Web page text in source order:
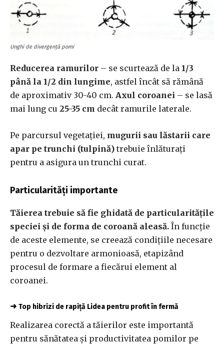
Unghi de divergență pomi
Reducerea ramurilor – se scurtează de la 1/3
până la 1/2 din lungime, astfel încât să rămână
de aproximativ 30-40 cm. Axul coroanei – se lasă
mai lung cu 25-35 cm decât ramurile laterale.
Pe parcursul vegetației, mugurii sau lăstarii care
apar pe trunchi (tulpină) trebuie înlăturați
pentru a asigura un trunchi curat.
Particularități importante
Tăierea trebuie să fie ghidată de particularitățile
speciei și de forma de coroană aleasă. În funcție
de aceste elemente, se creează condițiile necesare
pentru o dezvoltare armonioasă, etapizând
procesul de formare a fiecărui element al
coroanei.
➜ Top hibrizi de rapiță Lidea pentru profit în fermă
Realizarea corectă a tăierilor este importantă
pentru sănătatea și productivitatea pomilor pe